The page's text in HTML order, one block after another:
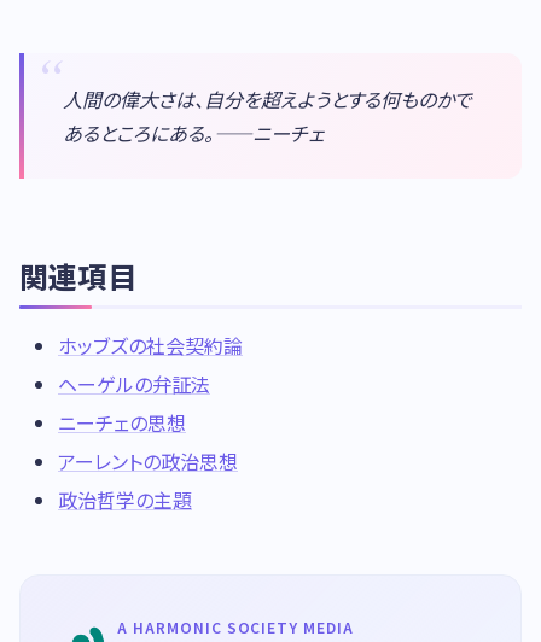
人間の偉大さは、自分を超えようとする何ものかで
あるところにある。——ニーチェ
関連項目
ホッブズの社会契約論
ヘーゲルの弁証法
ニーチェの思想
アーレントの政治思想
政治哲学の主題
A HARMONIC SOCIETY MEDIA